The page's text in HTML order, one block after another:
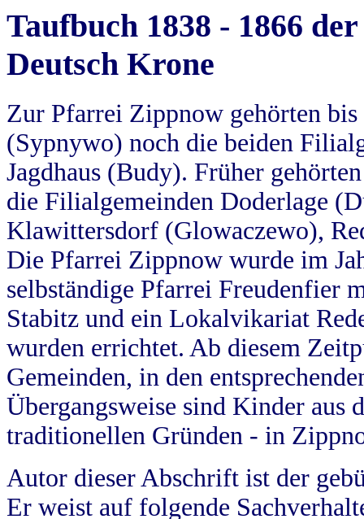
Taufbuch 1838 - 1866
Deutsch Krone
Zur Pfarrei Zippnow gehörten
(Sypnywo) noch die beiden
Jagdhaus (Budy). Früher
die Filialgemeinden Doderlage
Klawittersdorf (Glowaczewo),
Die Pfarrei Zippnow wurde im
selbständige Pfarrei Freudenfier
Stabitz und ein Lokalvikariat
wurden errichtet. Ab diesem
Gemeinden, in den
Übergangsweise sind Kinder aus
traditionellen Gründen - in
Autor dieser Abschrift ist der
Er weist auf folgende